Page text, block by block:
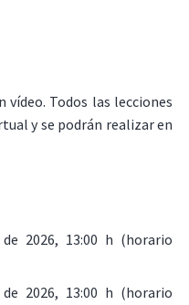
vídeo. Todos las lecciones
y se podrán realizar en
2026, 13:00 h (horario
2026, 13:00 h (horario